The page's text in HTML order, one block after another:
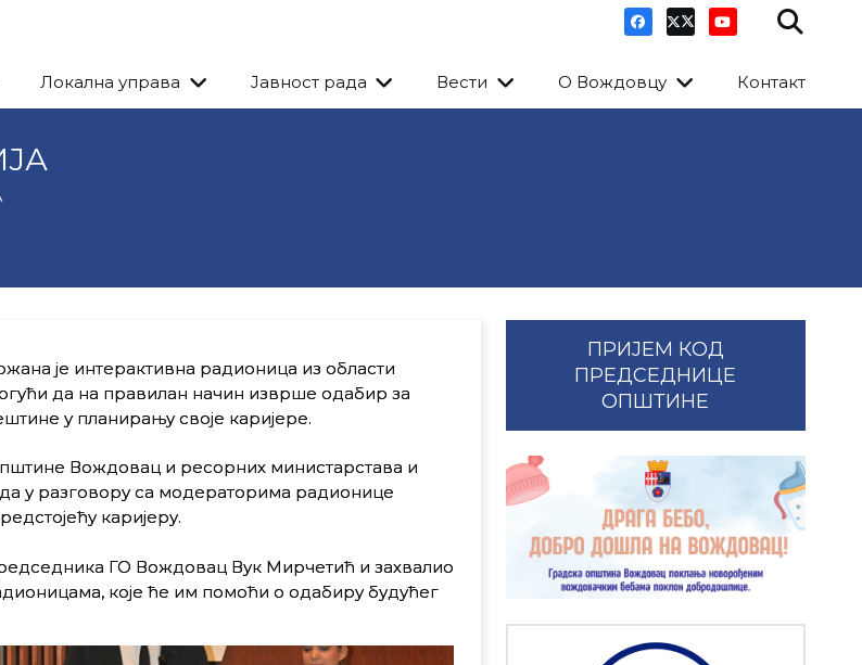
Локална управа Јавност рада Вести О Вождовцу Контакт
је интерактивна радионица из области
да на правилан начин изврше одабир за
у планирању своје каријере.
Вождовац и ресорних министарстава и
у разговору са модераторима радионице
каријеру.
ГО Вождовац Вук Мирчетић и захвалио
које ће им помоћи о одабиру будућег
ПРИЈЕМ КОД
ПРЕДСЕДНИЦЕ
ОПШТИНЕ